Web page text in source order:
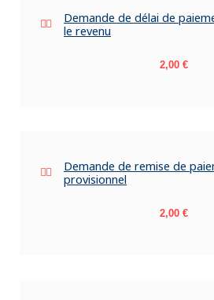
Demande de délai de
le revenu
Prix
2,00 €
Demande de remise de
provisionnel
Prix
2,00 €